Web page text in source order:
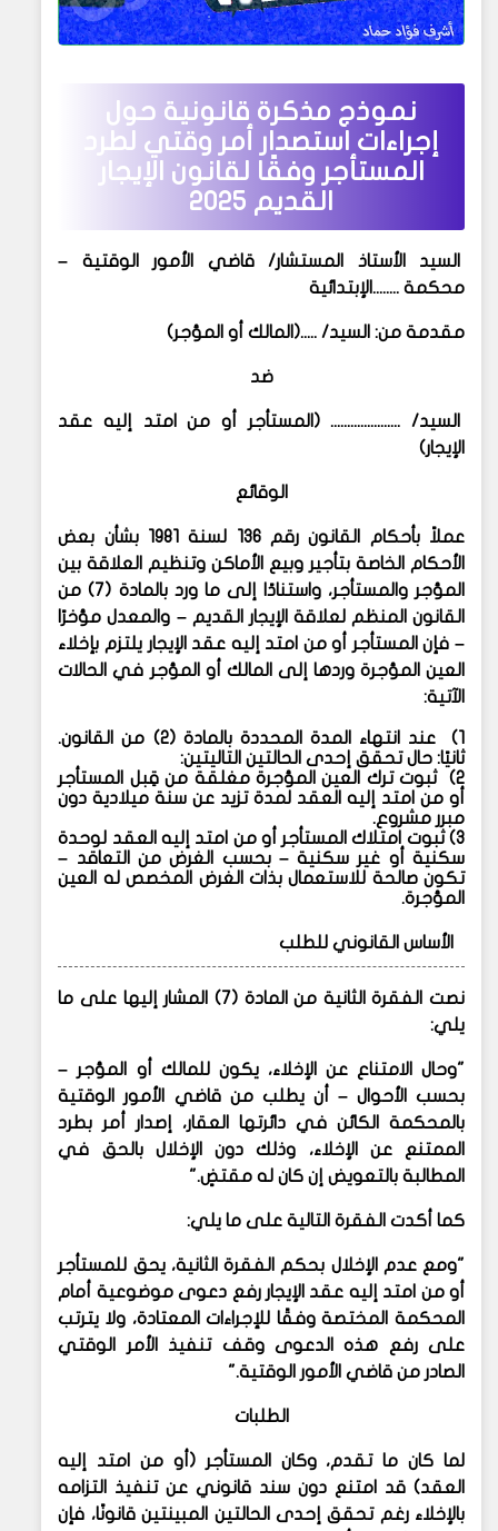
نموذج مذكرة قانونية حول
إجراءات استصدار أمر وقتي لطرد
المستأجر وفقًا لقانون الإيجار
القديم 2025
السيد الأستاذ المستشار/ قاضي الأمور الوقتية –
محكمة ........الإبتدائية
مقدمة من: السيد/ .....(المالك أو المؤجر)
ضد
السيد/ ..................... (المستأجر أو من امتد إليه عقد
الإيجار)
الوقائع
عملاً بأحكام القانون رقم 136 لسنة 1981 بشأن بعض
الأحكام الخاصة بتأجير وبيع الأماكن وتنظيم العلاقة بين
المؤجر والمستأجر، واستنادًا إلى ما ورد بالمادة (7) من
القانون المنظم لعلاقة الإيجار القديم – والمعدل مؤخرًا
– فإن المستأجر أو من امتد إليه عقد الإيجار يلتزم بإخلاء
العين المؤجرة وردها إلى المالك أو المؤجر في الحالات
الآتية:
1) عند انتهاء المدة المحددة بالمادة (2) من القانون.
ثانيًا: حال تحقق إحدى الحالتين التاليتين:
2) ثبوت ترك العين المؤجرة مغلقة من قِبل المستأجر
أو من امتد إليه العقد لمدة تزيد عن سنة ميلادية دون
مبرر مشروع.
3) ثبوت امتلاك المستأجر أو من امتد إليه العقد لوحدة
سكنية أو غير سكنية – بحسب الغرض من التعاقد –
تكون صالحة للاستعمال بذات الغرض المخصص له العين
المؤجرة.
الأساس القانوني للطلب
نصت الفقرة الثانية من المادة (7) المشار إليها على ما
يلي:
"وحال الامتناع عن الإخلاء، يكون للمالك أو المؤجر –
بحسب الأحوال – أن يطلب من قاضي الأمور الوقتية
بالمحكمة الكائن في دائرتها العقار، إصدار أمر بطرد
الممتنع عن الإخلاء، وذلك دون الإخلال بالحق في
المطالبة بالتعويض إن كان له مقتضٍ."
كما أكدت الفقرة التالية على ما يلي:
"ومع عدم الإخلال بحكم الفقرة الثانية، يحق للمستأجر
أو من امتد إليه عقد الإيجار رفع دعوى موضوعية أمام
المحكمة المختصة وفقًا للإجراءات المعتادة، ولا يترتب
على رفع هذه الدعوى وقف تنفيذ الأمر الوقتي
الصادر من قاضي الأمور الوقتية."
الطلبات
لما كان ما تقدم، وكان المستأجر (أو من امتد إليه
العقد) قد امتنع دون سند قانوني عن تنفيذ التزامه
بالإخلاء رغم تحقق إحدى الحالتين المبينتين قانونًا، فإن